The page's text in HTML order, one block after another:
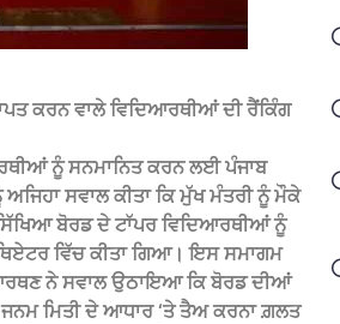
ਕਰਨ ਵਾਲੇ ਵਿਦਿਆਰਥੀਆਂ ਦੀ ਰੈਂਕਿੰਗ
ਨੂੰ ਸਨਮਾਨਿਤ ਕਰਨ ਲਈ ਪੰਜਾਬ
ਸਵਾਲ ਕੀਤਾ ਕਿ ਮੁੱਖ ਮੰਤਰੀ ਨੂੰ ਮੌਕੇ
ਬੋਰਡ ਦੇ ਟਾੱਪਰ ਵਿਦਿਆਰਥੀਆਂ ਨੂੰ
ਵਿੱਚ ਕੀਤਾ ਗਿਆ। ਇਸ ਸਮਾਗਮ
ਨੇ ਸਵਾਲ ਉਠਾਇਆ ਕਿ ਬੋਰਡ ਦੀਆਂ
ਮਿਤੀ ਦੇ ਆਧਾਰ ‘ਤੇ ਤੈਅ ਕਰਨਾ ਗ਼ਲਤ